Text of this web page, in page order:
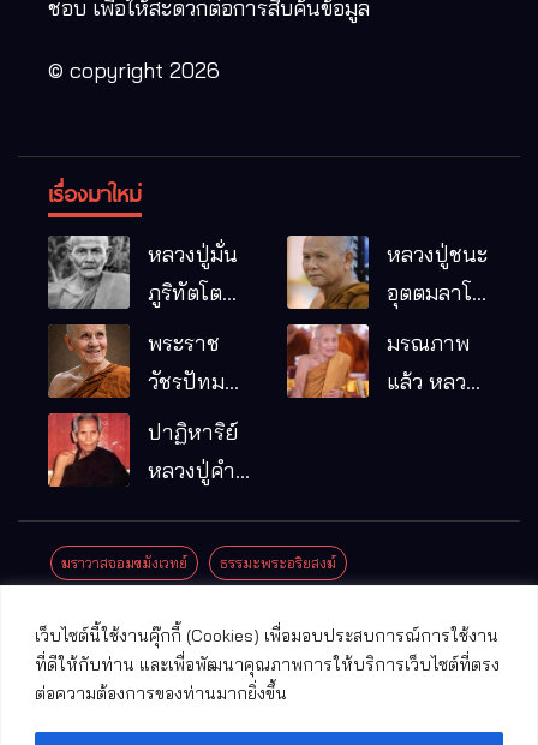
เว็บไซต์นี้ใช้งานคุ๊กกี้ (Cookies) เพื่อมอบประสบการณ์การใช้งาน
ที่ดีให้กับท่าน และเพื่อพัฒนาคุณภาพการให้บริการเว็บไซต์ที่ตรง
ต่อความต้องการของท่านมากยิ่งขึ้น
ชอบ เพื่อให้สะดวกต่อการสืบค้นข้อมูล
© copyright 2026
เรื่องมาใหม่
หลวงปู่มั่น
ภูริทัตโต
พระอริยเจ้า
ผู้เป็นบิดา
รมฐาน
หลวงปู่ชนะ
อุตตมลาโภ
หมากอื๋อ
พระราช
วัชรปัทม
คุณ (หลวง
ปู่บัวเกตุ
แล้ว วัดป่า
อ.แม่ริม
จ.เชียงใหม่
มรณภาพ
แล้ว หลวง
ปาฏิหาริย์
หลวงปู่คำ
มณี
ฆราวาสจอมขมังเวทย์ ธรรมะพระอริยสงฆ์
ปาฏิหาริย์พระเครื่อง
พระพุทธรูปศักดิ์สิทธิ์ วัดที่สําคัญ